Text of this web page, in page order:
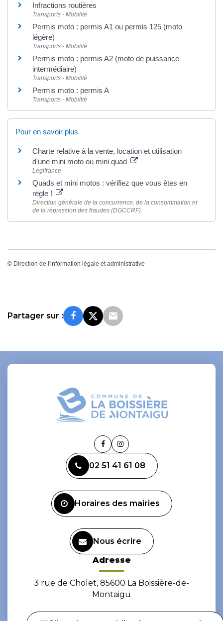
Infractions routières
Transports - Mobilité
Permis moto : permis A1 ou permis 125 (moto
légère)
Transports - Mobilité
Permis moto : permis A2 (moto de puissance
intermédiaire)
Transports - Mobilité
Permis moto : permis A
Transports - Mobilité
Pour en savoir plus
Charte relative à la vente, location et utilisation
d'une mini moto ou mini quad
Legifrance
Quads et mini motos : vérifiez que vous êtes en
règle !
Direction générale de la concurrence, de la consommation et
de la répression des fraudes (DGCCRF)
© Direction de l'information légale et administrative
Partager sur :
Lien
le
compte
Lien
le
compte
02 51 41 61 08
Horaires des mairies
Nous écrire
Adresse
3 rue de Cholet, 85600 La Boissière-de-
Montaigu